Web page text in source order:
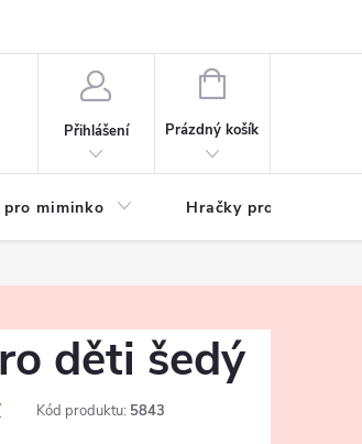
Přihlášení
NÁKUPNÍ
Prázdný košík
miminko Hračky pro děti
děti šedý
Kód produktu: 5843